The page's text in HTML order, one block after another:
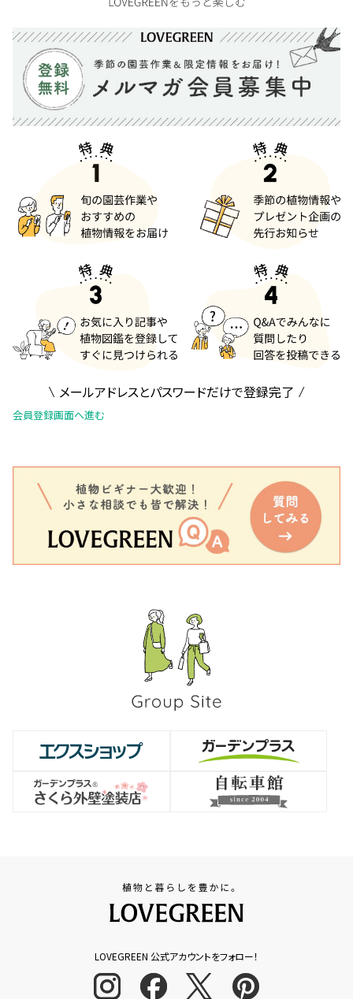
メールアドレスとパスワードだけで登録完了
会員登録画面へ進む
LOVEGREEN 公式アカウントをフォロー！